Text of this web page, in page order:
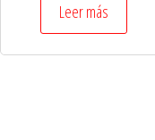
Leer más